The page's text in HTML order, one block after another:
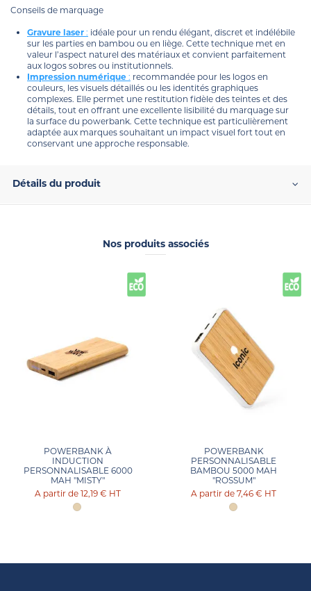
Conseils de marquage
Gravure laser : idéale pour un rendu élégant, discret et indélébile
sur les parties en bambou ou en liège. Cette technique met en
valeur l’aspect naturel des matériaux et convient parfaitement
aux logos sobres ou institutionnels.
Impression numérique : recommandée pour les logos en
couleurs, les visuels détaillés ou les identités graphiques
complexes. Elle permet une restitution fidèle des teintes et des
détails, tout en offrant une excellente lisibilité du marquage sur
la surface du powerbank. Cette technique est particulièrement
adaptée aux marques souhaitant un impact visuel fort tout en
conservant une approche responsable.
Détails du produit
Nos produits associés
POWERBANK À
INDUCTION
PERSONNALISABLE 6000
MAH "MISTY"
12,19 € HT
POWERBANK
PERSONNALISABLE
BAMBOU 5000 MAH
"ROSSUM"
7,46 € HT